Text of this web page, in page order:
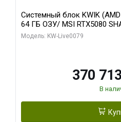
Системный блок KWIK
64 ГБ ОЗУ/ MSI RTX5080
256bit 3xDP HDMI/ 960 ГБ
Модель: KW-Live0079
370
В